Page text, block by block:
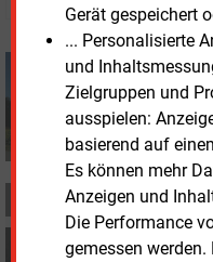
Gerät gespeichert
... Personalisierte
und
Zielgruppen und
ausspielen:
basierend auf
Es können mehr
Anzeigen und
Die Performance
gemessen